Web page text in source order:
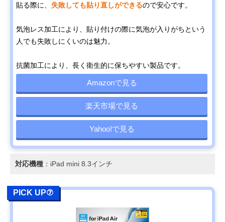
貼る際に、 失敗しても貼り直しができるので安心です。
気泡レス加工により、貼り付けの際に気泡が入りがちという
人でも失敗しにくいのは魅力。
抗菌加工により、長く衛生的に保ちやすい製品です。
Amazonで見る
楽天市場で見る
Yahoo!で見る
対応機種 ：iPad mini 8.3インチ
PICK UP⑦